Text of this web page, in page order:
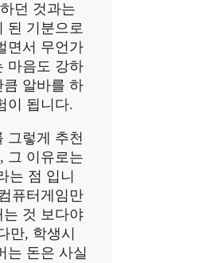
던 것과는
된 기분으로
면서 무언가
마음도 강하
알바를 하
이 됩니다.
그렇게 추천
그 이유로는
는 점 입니
퓨터게임만
것 보다야
만, 학생시
는 돈은 사실